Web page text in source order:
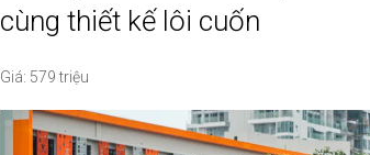
cùng thiết kế lôi cuốn
Giá: 579 triệu